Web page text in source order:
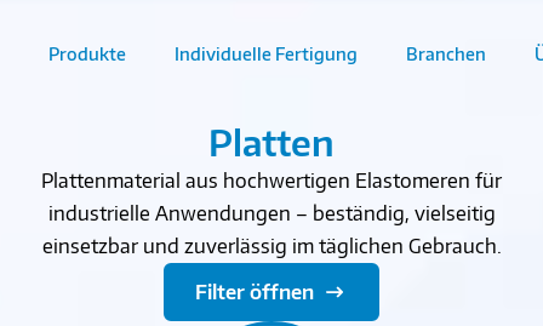
Produkte Individuelle Fertigung Branchen
Platten
Plattenmaterial aus hochwertigen Elastomeren für
industrielle Anwendungen – beständig, vielseitig
einsetzbar und zuverlässig im täglichen Gebrauch.
Filter öffnen